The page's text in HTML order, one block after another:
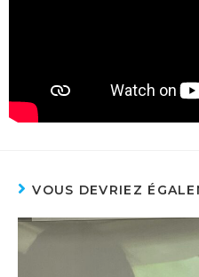
VOUS DEVRIEZ